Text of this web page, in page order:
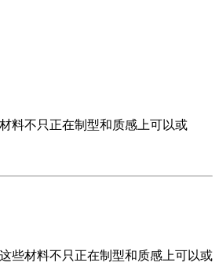
料不只正在制型和质感上可以或
些材料不只正在制型和质感上可以或